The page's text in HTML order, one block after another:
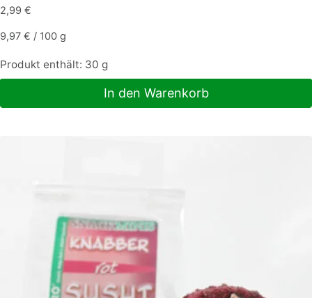
2,99 €
9,97 € / 100 g
Produkt enthält: 30 g
In den Warenkorb